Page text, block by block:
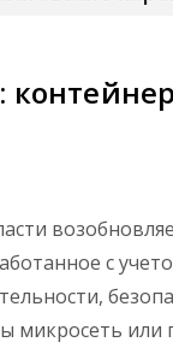
с
микросеть